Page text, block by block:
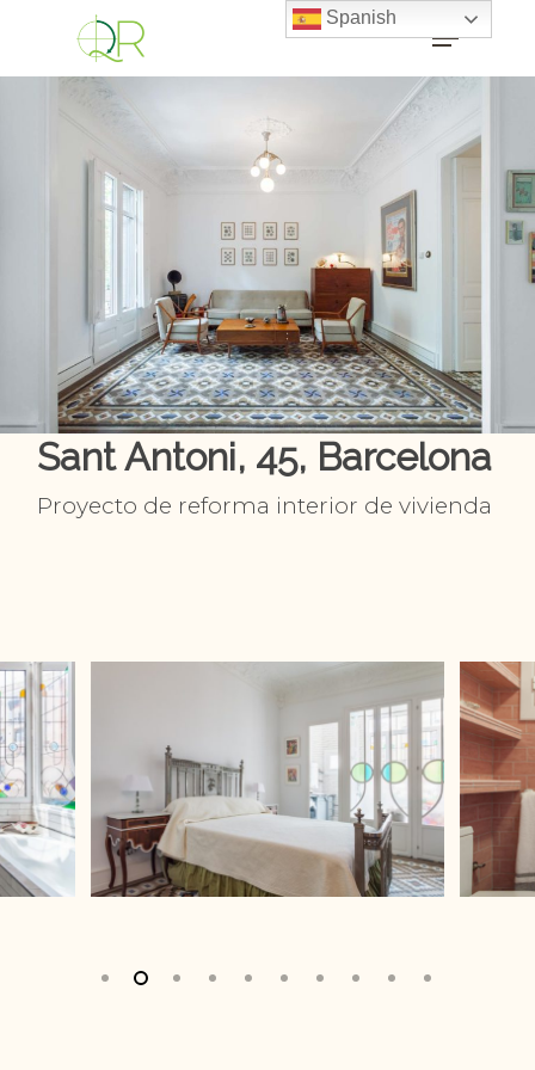
Sant Antoni, 45, Barcelona
Proyecto de reforma interior de vivienda
Proyectos
Contacto
Política de
Spanish